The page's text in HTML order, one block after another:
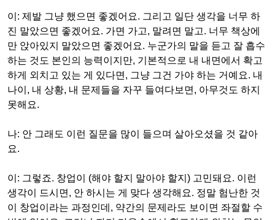
이 : 제발 그냥 했으면 좋겠어요. 그리고 일단 생각을 너무 하
진 말았으면 좋겠어요. 가면 가고, 말려면 말고. 너무 책상에
만 앉아있지 말았으면 좋겠어요. 누군가의 말을 듣고 잘 흡수
하는 것도 본인의 능력이지만, 기본적으로 내 내면에서 확고
하게 외치고 있는 게 있다면 , 그냥 그건 가야 하는 거예요. 내
나이 , 내 상황, 내 문제들을 자꾸 들여다보면 , 아무것도 하지
못해요.
나: 안 그래도 이런 질문을 많이 들으며 살아오셨을 것 같아
요.
이 : 그렇죠. 창업이 (해야 할지 말아야 할지 ) 고민돼요. 이런
생각이 드시면 , 안 하시는 게 맞다 생각해요. 정말 험난한 것
이 창업이라는 과정인데 , 약간의 문제라도 보이면 좌절할 수